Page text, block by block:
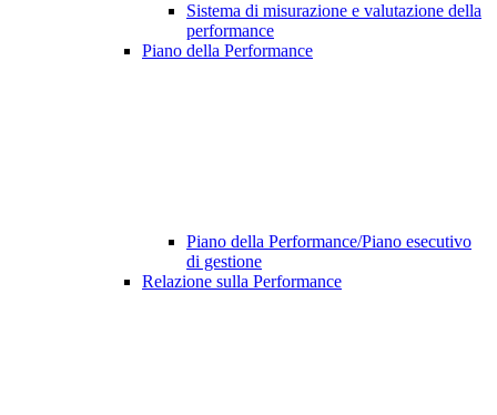
Sistema di misurazione e valutazione della
performance
Piano della Performance
Piano della Performance/Piano esecutivo
di gestione
Relazione sulla Performance